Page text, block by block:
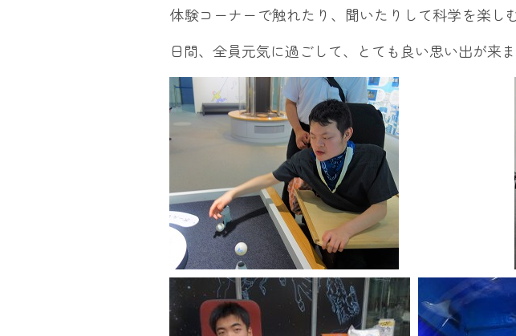
体験コーナーで触れたり、聞いたりして科学を楽し
日間、全員元気に過ごして、とても良い思い出が来ま